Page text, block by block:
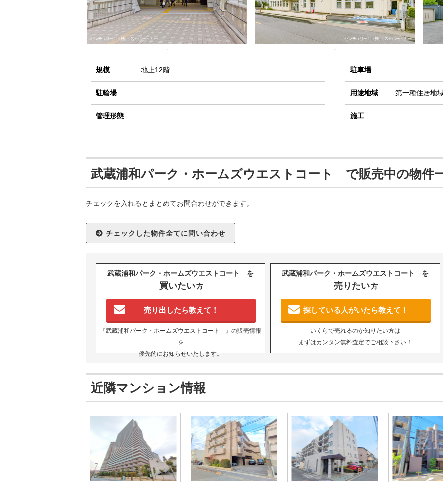
- -
規模 地上12階
駐輪場
管理形態
駐車場
用途地域 第一種住居地
施工
武蔵浦和パーク・ホームズウエストコート で販売中の物件
チェックを入れるとまとめてお問合わせができます。
武蔵浦和パーク・ホームズウエストコート を
買いたい方
売り出したら教えて！
『武蔵浦和パーク・ホームズウエストコート 』の販売情報
を
優先的にお知らせいたします。
武蔵浦和パーク・ホームズウエストコート を
売りたい方
探している人がいたら教えて！
いくらで売れるのか知りたい方は
まずはカンタン無料査定でご相談下さい！
近隣マンション情報